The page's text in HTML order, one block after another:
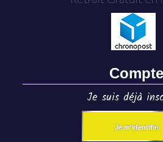
Compte
Je suis déjà
Je m'identifie